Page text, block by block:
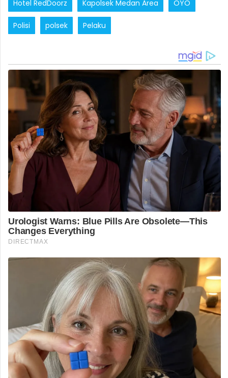
Hotel RedDoorz Kapolsek Medan Area OYO
Polisi polsek Pelaku